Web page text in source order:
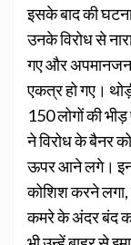
इसके बाद की
उनके विरोध से
गए और
एकत्र हो गए।
150 लोगों की
ने विरोध के बैनर
ऊपर आने लगे।
कोशिश करने
कमरे के अंदर बंद